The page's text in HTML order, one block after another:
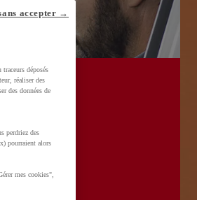
déposés
réaliser des
des données de
perdriez des
pourraient alors
mes cookies",
accepter →